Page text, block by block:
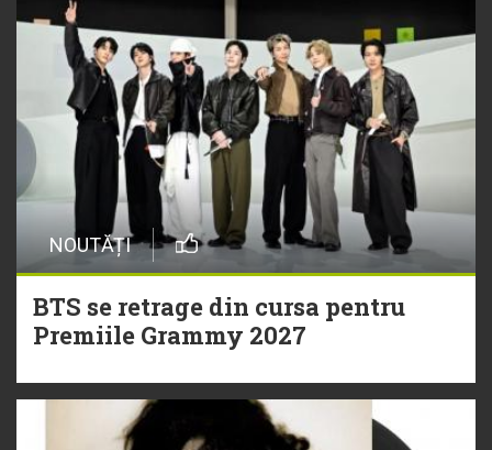
NOUTĂȚI
BTS se retrage din cursa pentru
Premiile Grammy 2027